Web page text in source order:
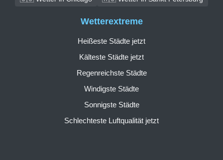
Wetterextreme
Heißeste Städte jetzt
Kälteste Städte jetzt
Regenreichste Städte
Windigste Städte
Sonnigste Städte
Schlechteste Luftqualität jetzt